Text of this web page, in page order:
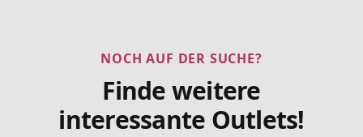
NOCH AUF DER SUCHE?
Finde weitere
interessante Outlets!